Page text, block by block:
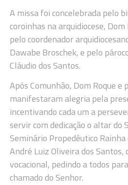
A missa foi concelebrada pelo
coroinhas na arquidiocese, Dom
pelo coordenador
Dawabe Broschek, e pelo
Cláudio dos Santos.
Após Comunhão, Dom Roque e
manifestaram alegria pela
incentivando cada um a
servir com dedicação o altar do
Seminário Propedêutico
André Luiz Oliveira dos Santos,
vocacional, pedindo a todos
chamado do Senhor.